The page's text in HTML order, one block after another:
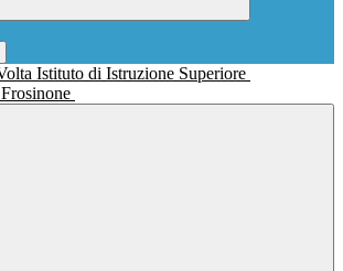
Istituto di Istruzione Superiore
Frosinone